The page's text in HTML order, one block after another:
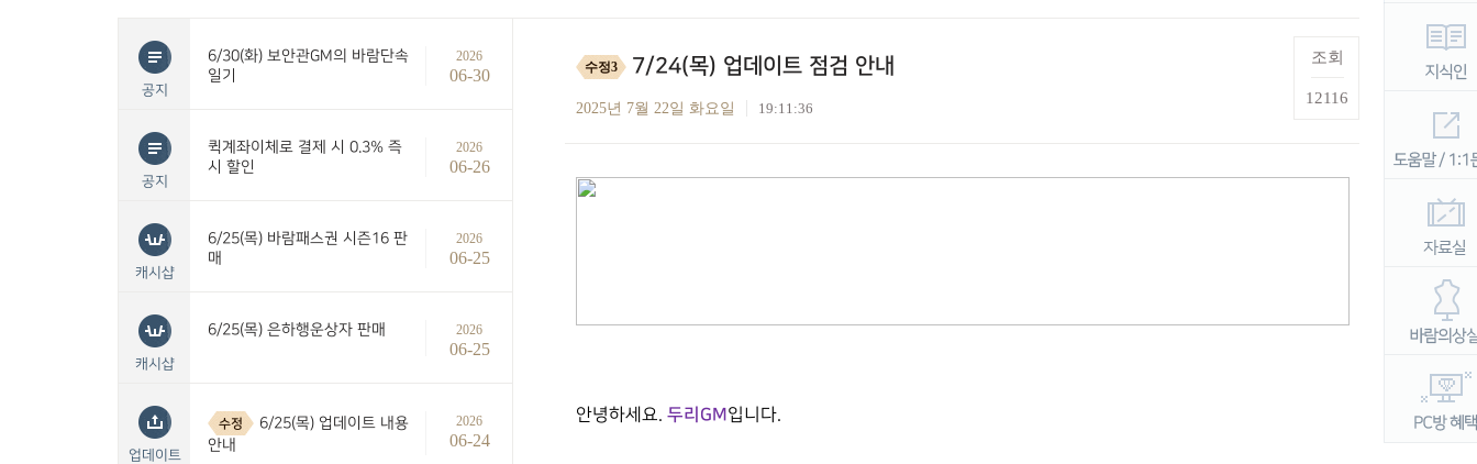
공지
6/30(화) 보안관GM의 바람단속
일기
2026
06-30
공지
퀵계좌이체로 결제 시 0.3% 즉
시 할인
2026
06-26
캐시샵
6/25(목) 바람패스권 시즌16 판
매
2026
06-25
캐시샵
6/25(목) 은하행운상자 판매 2026
06-25
업데이트
수정
6/25(목) 업데이트 내용
안내
2026
06-24
수정3 7/24(목) 업데이트 점검 안내
2025년 7월 22일 화요일 19:11:36
조회
12116
안녕하세요. 두리 GM입니다.